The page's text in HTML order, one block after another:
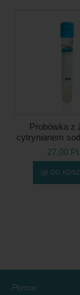
Probówka z
cytrynianem
27,00
DO
Pomoc